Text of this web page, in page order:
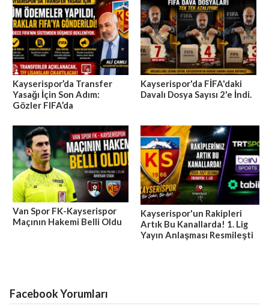
Kayserispor’da Transfer
Yasağı İçin Son Adım:
Gözler FIFA’da
Kayserispor'da FİFA'daki
Davalı Dosya Sayısı 2'e İndi.
Van Spor FK-Kayserispor
Maçının Hakemi Belli Oldu
Kayserispor'un Rakipleri
Artık Bu Kanallarda! 1. Lig
Yayın Anlaşması Resmileşti
Facebook Yorumları